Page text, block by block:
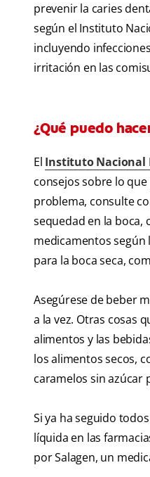
prevenir la caries
según el Instituto
incluyendo
irritación en las
¿Qué puedo
El Instituto Nacional
consejos sobre lo
problema, consulte
sequedad en la boca,
medicamentos
para la boca seca,
Asegúrese de beber
a la vez. Otras cosas
alimentos y las
los alimentos secos,
caramelos sin azúcar
Si ya ha seguido
líquida en las
por Salagen, un